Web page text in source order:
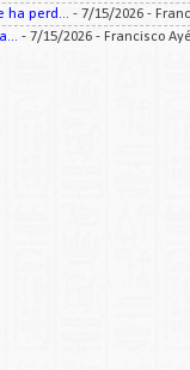
ha perd... - 7/15/2026 -
- 7/15/2026 - Francisco